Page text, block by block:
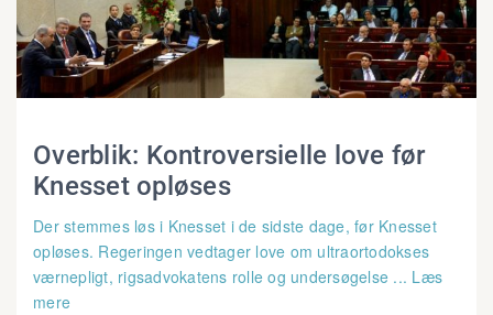
Overblik: Kontroversielle love før
Knesset opløses
Der stemmes løs i Knesset i de sidste dage, før Knesset
opløses. Regeringen vedtager love om ultraortodokses
værnepligt, rigsadvokatens rolle og undersøgelse ... Læs
mere